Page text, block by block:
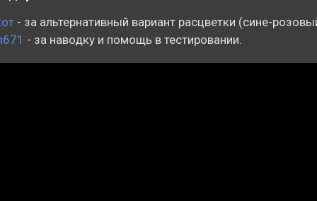
- за альтернативный вариант расцветки (сине-
- за наводку и помощь в тестировании.